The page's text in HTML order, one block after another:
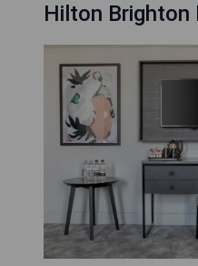
Hilton Brighton